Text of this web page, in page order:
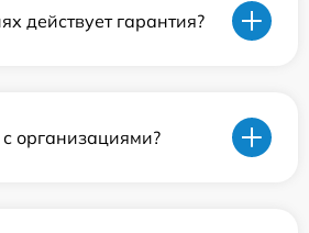
действует гарантия?
организациями?